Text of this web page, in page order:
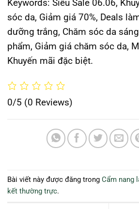
Keywords: Siêu Sale 06.06,
sóc da, Giảm giá 70%, Deals
dưỡng trắng, Chăm sóc da
phẩm, Giảm giá chăm sóc da,
Khuyến mãi đặc biệt.
0/5 (0 Reviews)
Bài viết này được đăng trong Cẩm nang
kết thường trực.